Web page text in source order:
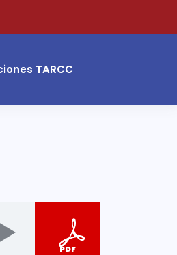
TARCC
PDF